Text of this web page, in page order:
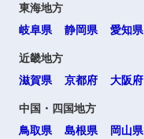
東海地方
岐阜県
静岡県 愛知県
近畿地方
滋賀県
京都府 大阪府
中国・四国地方
鳥取県
島根県 岡山県